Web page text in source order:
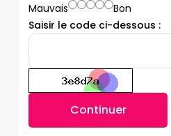
Mauvais
Bon
Saisir le code ci-dessous :
Continuer